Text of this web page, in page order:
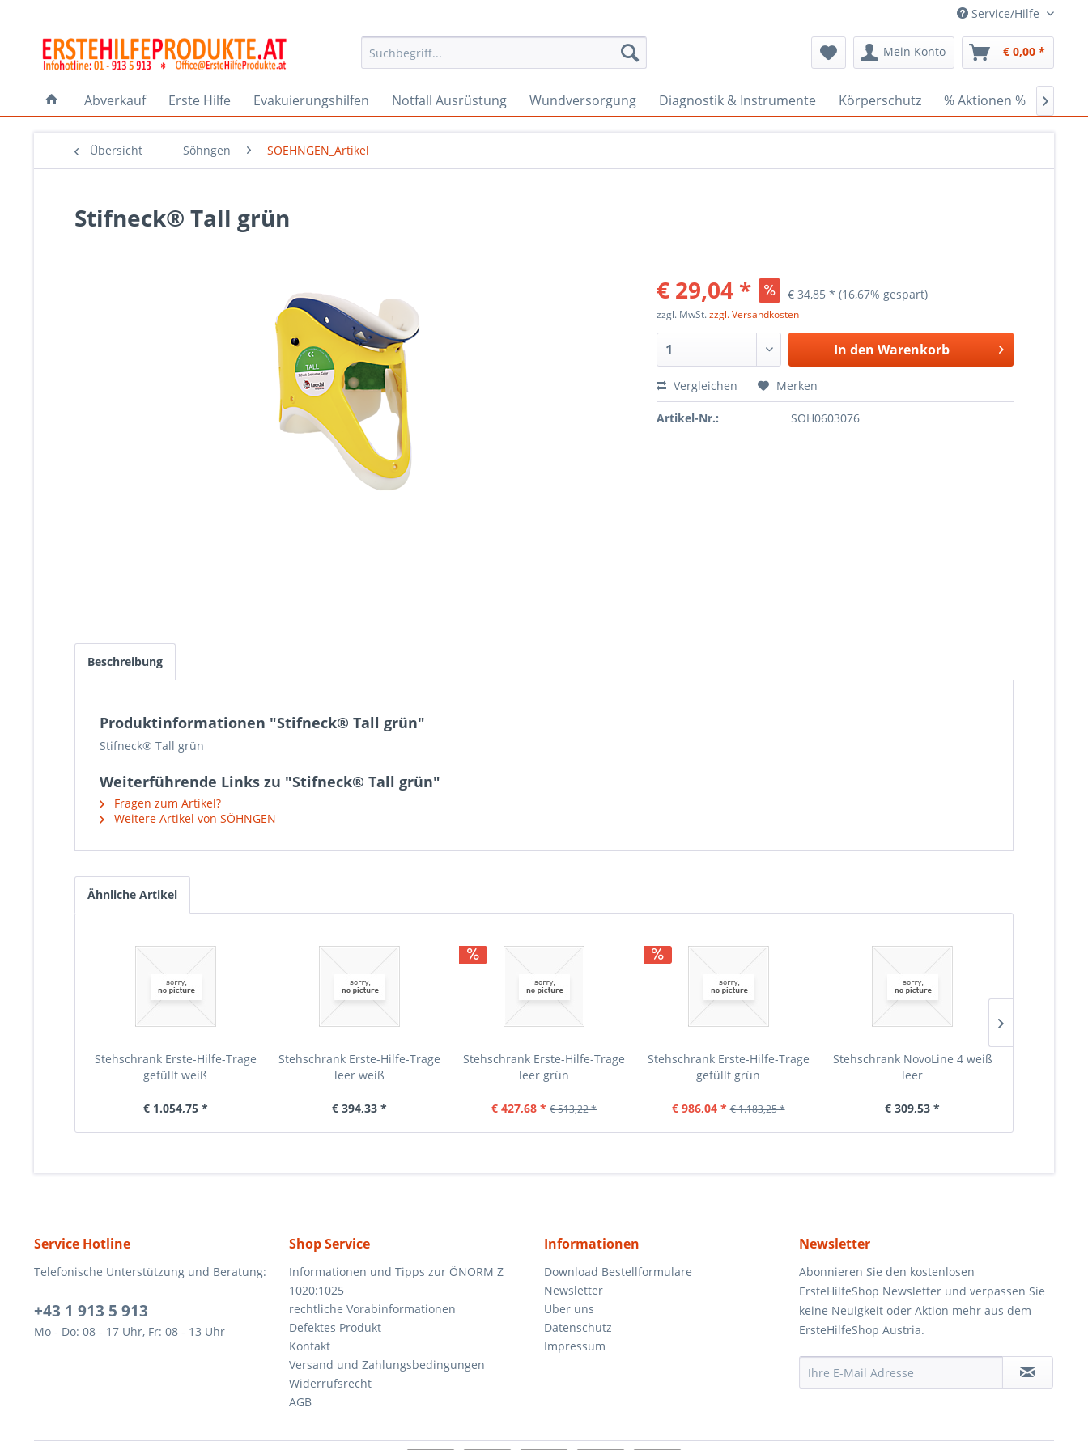
Service/Hilfe
Mein Konto € 0,00 *
Abverkauf Erste Hilfe Evakuierungshilfen Notfall Ausrüstung Wundversorgung Diagnostik & Instrumente Körperschutz % Aktionen % 
Übersicht Söhngen SOEHNGEN_Artikel
Stifneck® Tall grün
€ 29,04 * € 34,85 * (16,67% gespart)
zzgl. MwSt.zzgl. Versandkosten
In den Warenkorb
Vergleichen Merken
Artikel-Nr.: SOH0603076
Beschreibung
Produktinformationen "Stifneck® Tall grün"
Stifneck® Tall grün
Weiterführende Links zu "Stifneck® Tall grün"
Fragen zum Artikel?
Weitere Artikel von SÖHNGEN
Ähnliche Artikel
Stehschrank Erste-Hilfe-Trage
gefüllt weiß
€ 1.054,75 *
Stehschrank Erste-Hilfe-Trage
leer weiß
€ 394,33 *
Stehschrank Erste-Hilfe-Trage
leer grün
€ 427,68 * € 513,22 *
Stehschrank Erste-Hilfe-Trage
gefüllt grün
€ 986,04 * € 1.183,25 *
Stehschrank NovoLine 4 weiß
leer
€ 309,53 *
Service Hotline
Telefonische Unterstützung und Beratung:
+43 1 913 5 913
Mo - Do: 08 - 17 Uhr, Fr: 08 - 13 Uhr
Shop Service
Informationen und Tipps zur ÖNORM Z
1020:1025
rechtliche Vorabinformationen
Defektes Produkt
Kontakt
Versand und Zahlungsbedingungen
Widerrufsrecht
AGB
Informationen
Download Bestellformulare
Newsletter
Über uns
Datenschutz
Impressum
Newsletter
Abonnieren Sie den kostenlosen
ErsteHilfeShop Newsletter und verpassen Sie
keine Neuigkeit oder Aktion mehr aus dem
ErsteHilfeShop Austria.